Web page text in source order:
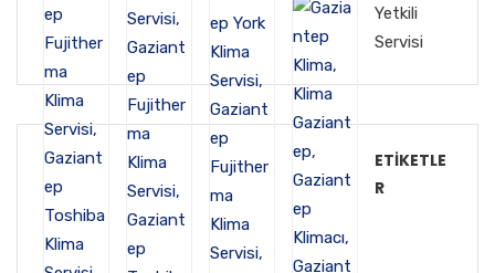
Yetkili
Servisi
ETIKETLE
R